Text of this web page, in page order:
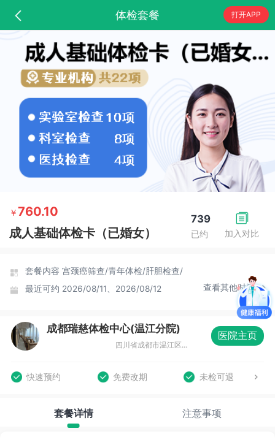
体检套餐 打开APP
加入对比
739
已约
￥760.10
成人基础体检卡（已婚女）
套餐内容 宫颈癌筛查/青年体检/肝胆检查/
最近可约 2026/08/11、2026/08/12 查看其他时间
成都瑞慈体检中心(温江分院)
四川省成都市温江区光华大道三段1588号8层
医院主页
快速预约 免费改期 未检可退
套餐详情 注意事项